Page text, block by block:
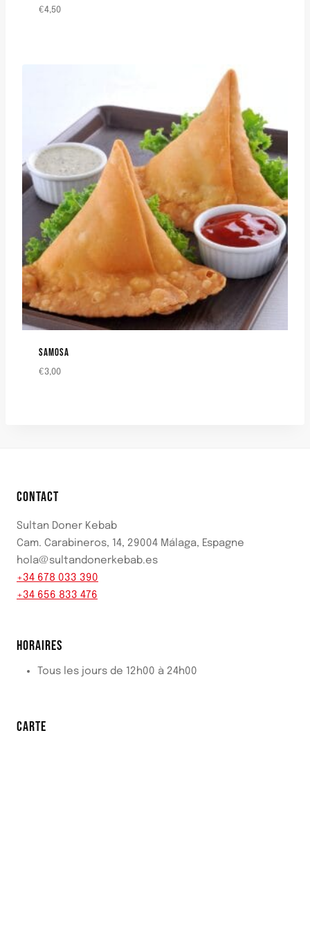
€4,50
SAMOSA
€3,00
CONTACT
Sultan Doner Kebab
Cam. Carabineros, 14, 29004 Málaga, Espagne
hola@sultandonerkebab.es
+34 678 033 390
+34 656 833 476
HORAIRES
Tous les jours de 12h00 à 24h00
CARTE